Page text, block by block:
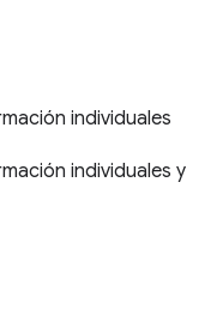
individuales
individuales y